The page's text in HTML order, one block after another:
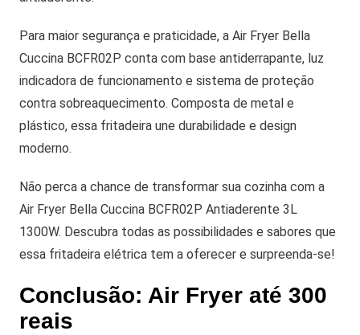
Para maior segurança e praticidade, a Air Fryer Bella
Cuccina BCFR02P conta com base antiderrapante, luz
indicadora de funcionamento e sistema de proteção
contra sobreaquecimento. Composta de metal e
plástico, essa fritadeira une durabilidade e design
moderno.
Não perca a chance de transformar sua cozinha com a
Air Fryer Bella Cuccina BCFR02P Antiaderente 3L
1300W. Descubra todas as possibilidades e sabores que
essa fritadeira elétrica tem a oferecer e surpreenda-se!
Conclusão: Air Fryer até 300
reais